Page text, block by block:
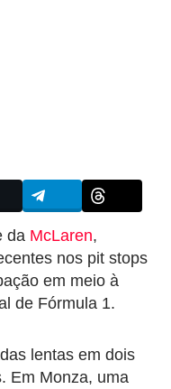
da McLaren,
nos pit stops
em meio à
de Fórmula 1.
lentas em dois
Em Monza, uma